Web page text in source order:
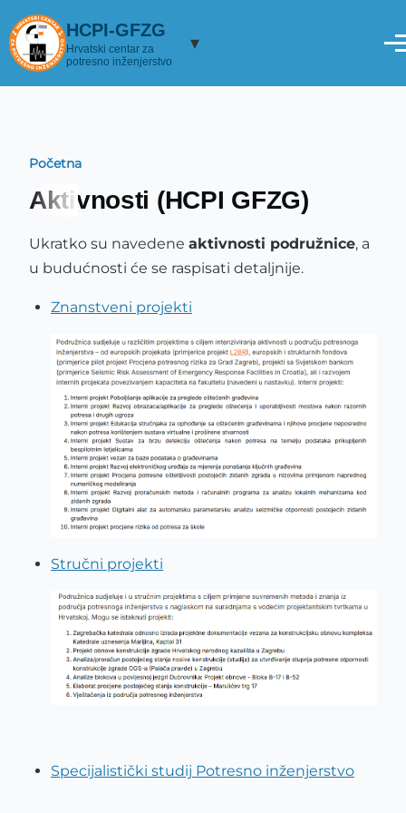
Skoči na glavni sadržaj
HCPI-GFZG
Hrvatski centar za
potresno inženjerstvo
▾
Breadcrumb
Početna
Aktivnosti (HCPI GFZG)
Ukratko su navedene aktivnosti podružnice, a
u budućnosti će se raspisati detaljnije.
Znanstveni projekti
Stručni projekti
Specijalistički studij Potresno inženjerstvo